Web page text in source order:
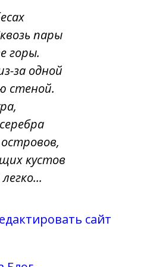
пары
горы.
за одной
стеной.
кустов
сайт